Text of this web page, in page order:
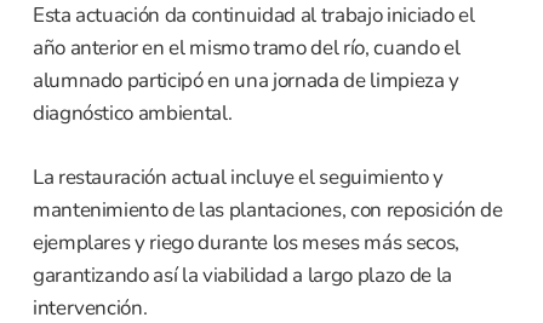
Esta actuación da continuidad al trabajo iniciado el
año anterior en el mismo tramo del río, cuando el
alumnado participó en una jornada de limpieza y
diagnóstico ambiental.
La restauración actual incluye el seguimiento y
mantenimiento de las plantaciones, con reposición de
ejemplares y riego durante los meses más secos,
garantizando así la viabilidad a largo plazo de la
intervención.